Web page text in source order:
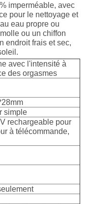
imperméable, avec
pour le nettoyage et
eau propre ou
ou un chiffon
endroit frais et sec,
avec l'intensité à
des orgasmes
simple
rechargeable pour
à télécommande,